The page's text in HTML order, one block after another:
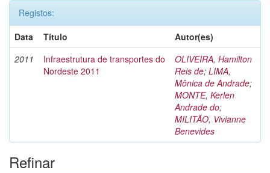
Registos:
Data
Título
Autor(es)
2011
Infraestrutura de transportes do
Nordeste 2011
OLIVEIRA, Hamilton
Reis de; LIMA,
Mônica de Andrade;
MONTE, Kerlen
Andrade do;
MILITÃO, Vivianne
Benevides
Refinar